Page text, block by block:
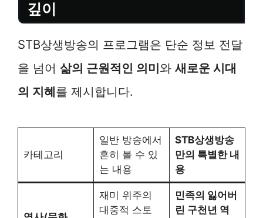
깊이
STB상생방송의 프로그램은 단순 정보 전달
을 넘어 삶의 근원적인 의미와 새로운 시대
의 지혜를 제시합니다.
카테고리
일반 방송에서
흔히 볼 수 있
는 내용
STB상생방송
만의 특별한 내
용
재미 위주의
대중적 스토
민족의 잃어버
린 구천년 역